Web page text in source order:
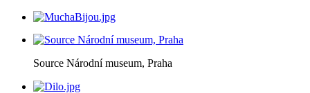
Source Národní museum, Praha